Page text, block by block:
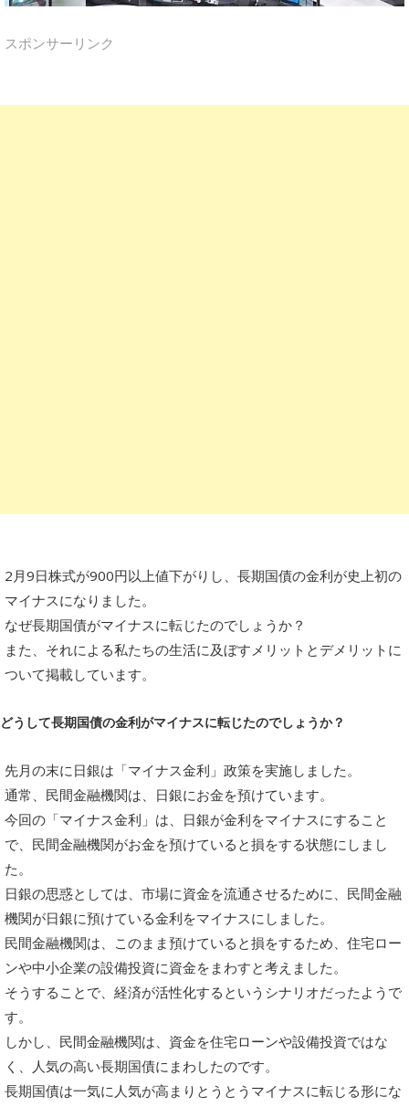
スポンサーリンク
2月9日株式が900円以上値下がりし、長期国債の金利が史上初の
マイナスになりました。
なぜ長期国債がマイナスに転じたのでしょうか？
また、それによる私たちの生活に及ぼすメリットとデメリットに
ついて掲載しています。
どうして長期国債の金利がマイナスに転じたのでしょうか？
先月の末に日銀は「マイナス金利」政策を実施しました。
通常、民間金融機関は、日銀にお金を預けています。
今回の「マイナス金利」は、日銀が金利をマイナスにすること
で、民間金融機関がお金を預けていると損をする状態にしまし
た。
日銀の思惑としては、市場に資金を流通させるために、民間金融
機関が日銀に預けている金利をマイナスにしました。
民間金融機関は、このまま預けていると損をするため、住宅ロー
ンや中小企業の設備投資に資金をまわすと考えました。
そうすることで、経済が活性化するというシナリオだったようで
す。
しかし、民間金融機関は、資金を住宅ローンや設備投資ではな
く、人気の高い長期国債にまわしたのです。
長期国債は一気に人気が高まりとうとうマイナスに転じる形にな